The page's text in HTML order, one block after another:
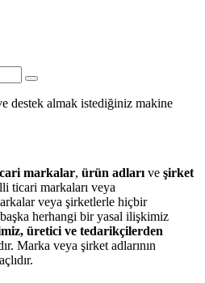
destek almak istediğiniz makine
markalar, ürün adları ve şirket
ticari markaları veya
veya şirketlerle hiçbir
herhangi bir yasal ilişkimiz
üretici ve tedarikçilerden
Marka veya şirket adlarının